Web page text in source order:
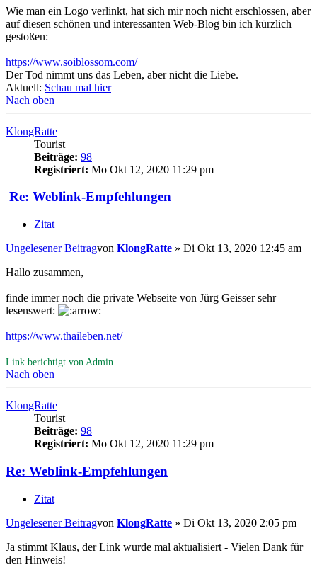
Wie man ein Logo verlinkt, hat sich mir noch nicht erschlossen, aber
auf diesen schönen und interessanten Web-Blog bin ich kürzlich
gestoßen:
https://www.soiblossom.com/
Der Tod nimmt uns das Leben, aber nicht die Liebe.
Aktuell: Schau mal hier
Nach oben
KlongRatte
Tourist
Beiträge: 98
Registriert: Mo Okt 12, 2020 11:29 pm
Re: Weblink-Empfehlungen
Zitat
Ungelesener Beitragvon KlongRatte » Di Okt 13, 2020 12:45 am
Hallo zusammen,
finde immer noch die private Webseite von Jürg Geisser sehr
lesenswert:
https://www.thaileben.net/
Link berichtigt von Admin.
Nach oben
KlongRatte
Tourist
Beiträge: 98
Registriert: Mo Okt 12, 2020 11:29 pm
Re: Weblink-Empfehlungen
Zitat
Ungelesener Beitragvon KlongRatte » Di Okt 13, 2020 2:05 pm
Ja stimmt Klaus, der Link wurde mal aktualisiert - Vielen Dank für
den Hinweis!